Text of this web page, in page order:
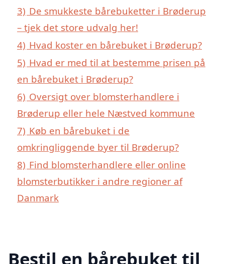
3) De smukkeste bårebuketter i Brøderup
– tjek det store udvalg her!
4) Hvad koster en bårebuket i Brøderup?
5) Hvad er med til at bestemme prisen på
en bårebuket i Brøderup?
6) Oversigt over blomsterhandlere i
Brøderup eller hele Næstved kommune
7) Køb en bårebuket i de
omkringliggende byer til Brøderup?
8) Find blomsterhandlere eller online
blomsterbutikker i andre regioner af
Danmark
Bestil en bårebuket til